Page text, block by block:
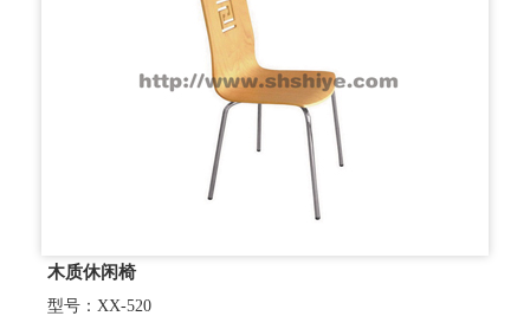
木质休闲椅
型号：XX-520